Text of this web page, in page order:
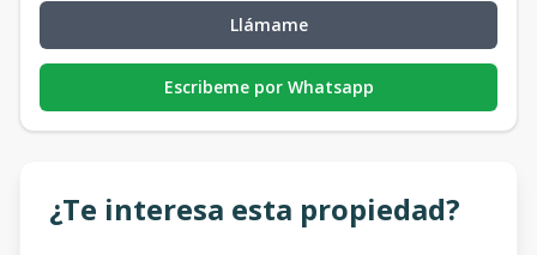
Llámame
Escribeme por Whatsapp
¿Te interesa esta propiedad?